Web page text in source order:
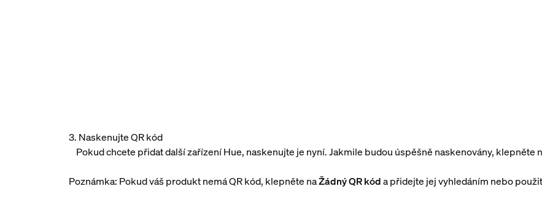
3. Naskenujte QR kód
Pokud chcete přidat další zařízení Hue, naskenujte je nyní. Jakmile budou úspěšně naskenovány, klepněte
Poznámka: Pokud váš produkt nemá QR kód, klepněte naŽádný QR kóda přidejte jej vyhledáním nebo